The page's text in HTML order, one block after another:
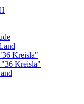
Kreisla"
"36 Kreisla"